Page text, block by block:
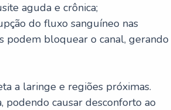
aguda e crônica;
do fluxo sanguíneo nas
podem bloquear o canal, gerando
a laringe e regiões próximas.
causar desconforto ao